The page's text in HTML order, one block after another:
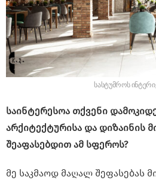
სასტუმროს
საინტერესოა თქვენი
არქიტექტურისა და დიზაინის
შეაფასებდით ამ სფეროს?
მე საკმაოდ მაღალ შეფასებას